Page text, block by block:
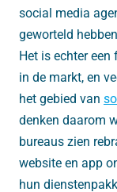
social media
geworteld
Het is echter een
in de markt, en
het gebied van
denken daarom
bureaus zien
website en app
hun